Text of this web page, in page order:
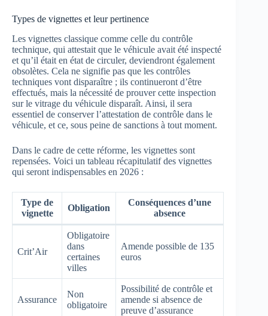
Types de vignettes et leur pertinence
Les vignettes classique comme celle du contrôle
technique, qui attestait que le véhicule avait été inspecté
et qu’il était en état de circuler, deviendront également
obsolètes. Cela ne signifie pas que les contrôles
techniques vont disparaître ; ils continueront d’être
effectués, mais la nécessité de prouver cette inspection
sur le vitrage du véhicule disparaît. Ainsi, il sera
essentiel de conserver l’attestation de contrôle dans le
véhicule, et ce, sous peine de sanctions à tout moment.
Dans le cadre de cette réforme, les vignettes sont
repensées. Voici un tableau récapitulatif des vignettes
qui seront indispensables en 2026 :
Type de
vignette
Obligation
Conséquences d’une
absence
Crit’Air
Obligatoire
dans
certaines
villes
Amende possible de 135
euros
Assurance
Non
obligatoire
Possibilité de contrôle et
amende si absence de
preuve d’assurance